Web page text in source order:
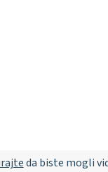
da biste mogli